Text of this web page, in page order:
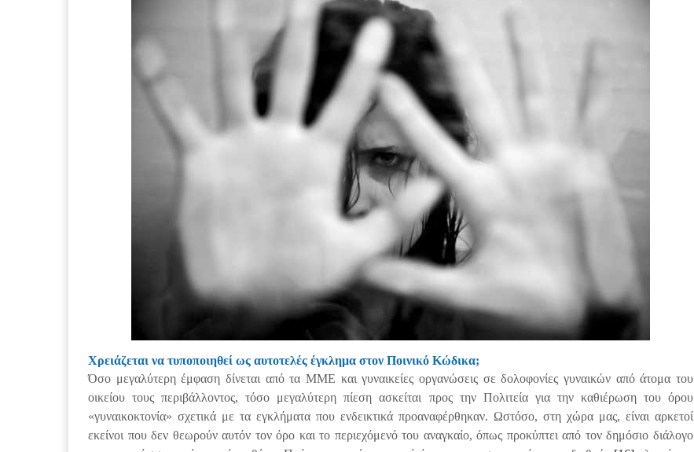
Χρειάζεται να τυποποιηθεί ως αυτοτελές έγκλημα στον Ποινικό Κώδικα;
Όσο μεγαλύτερη έμφαση δίνεται από τα ΜΜΕ και γυναικείες οργανώσεις σε δολοφονίες γυναικών από άτομα του
οικείου τους περιβάλλοντος, τόσο μεγαλύτερη πίεση ασκείται προς την Πολιτεία για την καθιέρωση του όρου
«γυναικοκτονία» σχετικά με τα εγκλήματα που ενδεικτικά προαναφέρθηκαν. Ωστόσο, στη χώρα μας, είναι αρκετοί
εκείνοι που δεν θεωρούν αυτόν τον όρο και το περιεχόμενό του αναγκαίο, όπως προκύπτει από τον δημόσιο διάλογο